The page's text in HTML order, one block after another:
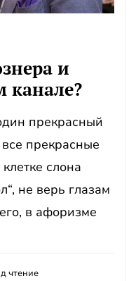
и
канале?
прекрасный
прекрасные
слона
не верь глазам
в афоризме
чтение